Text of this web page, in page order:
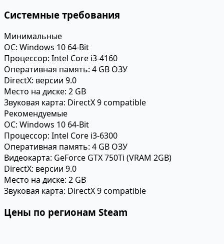
Системные требования
Минимальные
ОС: Windows 10 64-Bit
Процессор: Intel Core i3-4160
Оперативная память: 4 GB ОЗУ
DirectX: версии 9.0
Место на диске: 2 GB
Звуковая карта: DirectX 9 compatible
Рекомендуемые
ОС: Windows 10 64-Bit
Процессор: Intel Core i3-6300
Оперативная память: 4 GB ОЗУ
Видеокарта: GeForce GTX 750Ti (VRAM 2GB)
DirectX: версии 9.0
Место на диске: 2 GB
Звуковая карта: DirectX 9 compatible
Цены по регионам Steam